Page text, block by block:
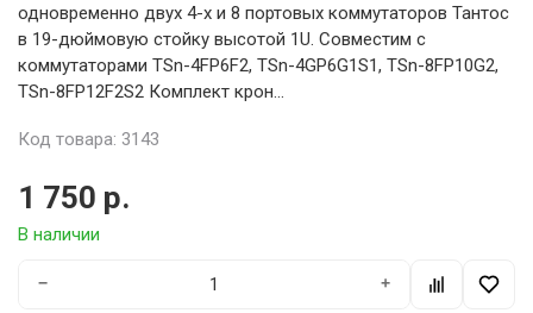
одновременно двух 4-х и 8 портовых коммутаторов Тантос
в 19-дюймовую стойку высотой 1U. Совместим с
коммутаторами TSn-4FP6F2, TSn-4GP6G1S1, TSn-8FP10G2,
TSn-8FP12F2S2 Комплект крон...
Код товара: 3143
1 750 р.
В наличии
− +